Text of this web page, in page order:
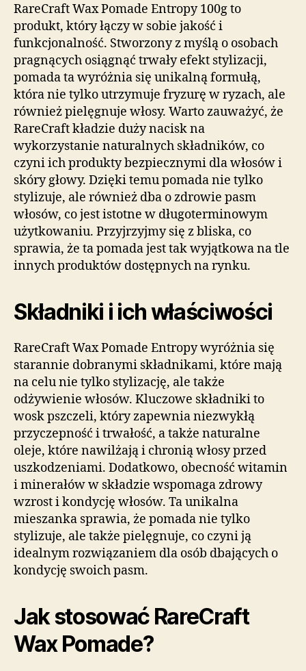
RareCraft Wax Pomade Entropy 100g to
produkt, który łączy w sobie jakość i
funkcjonalność. Stworzony z myślą o osobach
pragnących osiągnąć trwały efekt stylizacji,
pomada ta wyróżnia się unikalną formułą,
która nie tylko utrzymuje fryzurę w ryzach, ale
również pielęgnuje włosy. Warto zauważyć, że
RareCraft kładzie duży nacisk na
wykorzystanie naturalnych składników, co
czyni ich produkty bezpiecznymi dla włosów i
skóry głowy. Dzięki temu pomada nie tylko
stylizuje, ale również dba o zdrowie pasm
włosów, co jest istotne w długoterminowym
użytkowaniu. Przyjrzyjmy się z bliska, co
sprawia, że ta pomada jest tak wyjątkowa na tle
innych produktów dostępnych na rynku.
Składniki i ich właściwości
RareCraft Wax Pomade Entropy wyróżnia się
starannie dobranymi składnikami, które mają
na celu nie tylko stylizację, ale także
odżywienie włosów. Kluczowe składniki to
wosk pszczeli, który zapewnia niezwykłą
przyczepność i trwałość, a także naturalne
oleje, które nawilżają i chronią włosy przed
uszkodzeniami. Dodatkowo, obecność witamin
i minerałów w składzie wspomaga zdrowy
wzrost i kondycję włosów. Ta unikalna
mieszanka sprawia, że pomada nie tylko
stylizuje, ale także pielęgnuje, co czyni ją
idealnym rozwiązaniem dla osób dbających o
kondycję swoich pasm.
Jak stosować RareCraft
Wax Pomade?